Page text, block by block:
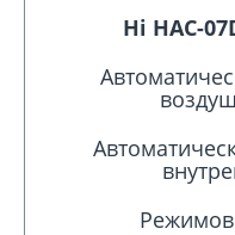
Hi HAC-